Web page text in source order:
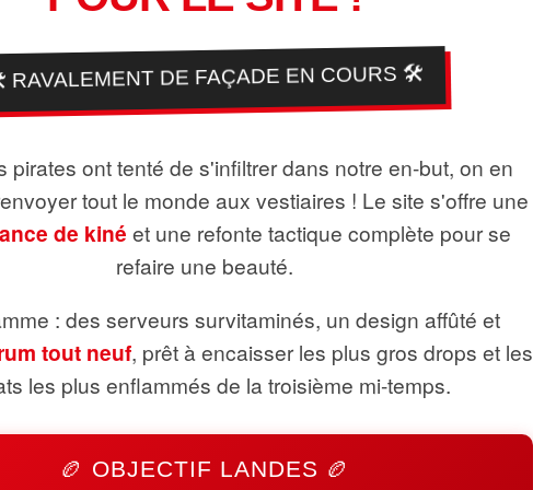
DE FAÇADE EN COURS 🛠️
pirates ont tenté de s'infiltrer dans notre en-but, on en
tout le monde aux vestiaires ! Le site s'offre une
de kiné et une refonte tactique complète pour se
refaire une beauté.
: des serveurs survitaminés, un design affûté et
tout neuf, prêt à encaisser les plus gros drops et les
les plus enflammés de la troisième mi-temps.
🏉 OBJECTIF LANDES 🏉